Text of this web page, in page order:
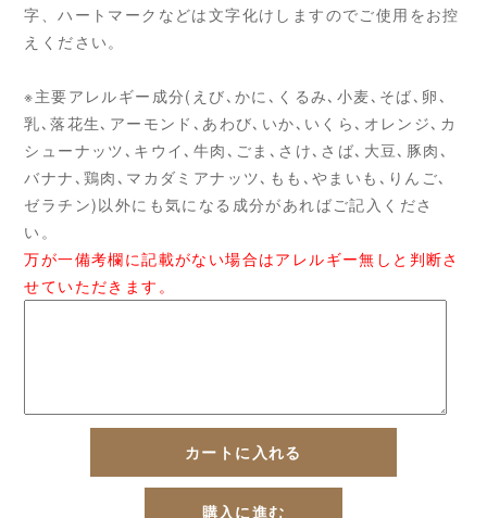
字、ハートマークなどは文字化けしますのでご使用をお控
えください。
※主要アレルギー成分(えび､かに､くるみ､小麦､そば､卵､
乳､落花生､アーモンド､あわび､いか､いくら､オレンジ､カ
シューナッツ､キウイ､牛肉､ごま､さけ､さば､大豆､豚肉､
バナナ､鶏肉､マカダミアナッツ､もも､やまいも､りんご､
ゼラチン)以外にも気になる成分があればご記入くださ
い。
万が一備考欄に記載がない場合はアレルギー無しと判断さ
せていただきます。
カートに入れる
購入に進む